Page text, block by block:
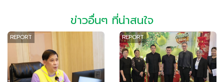
ข่าวอื่นๆ ที่น่าสนใจ
REPORT REPORT